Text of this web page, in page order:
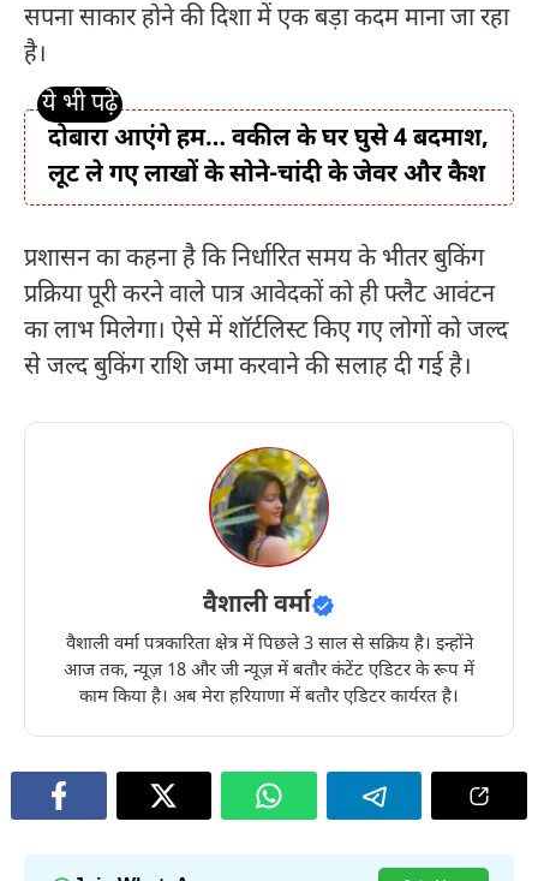
सपना साकार होने की दिशा में एक बड़ा कदम माना जा रहा
है।
दोबारा आएंगे हम… वकील के घर घुसे 4 बदमाश,
लूट ले गए लाखों के सोने-चांदी के जेवर और कैश
प्रशासन का कहना है कि निर्धारित समय के भीतर बुकिंग
प्रक्रिया पूरी करने वाले पात्र आवेदकों को ही फ्लैट आवंटन
का लाभ मिलेगा। ऐसे में शॉर्टलिस्ट किए गए लोगों को जल्द
से जल्द बुकिंग राशि जमा करवाने की सलाह दी गई है।
वैशाली वर्मा
वैशाली वर्मा पत्रकारिता क्षेत्र में पिछले 3 साल से सक्रिय है। इन्होंने
आज तक, न्यूज़ 18 और जी न्यूज़ में बतौर कंटेंट एडिटर के रूप में
काम किया है। अब मेरा हरियाणा में बतौर एडिटर कार्यरत है।